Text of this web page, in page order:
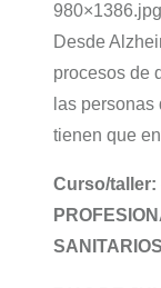
Desde
procesos de
las
tienen que
Curso/taller: